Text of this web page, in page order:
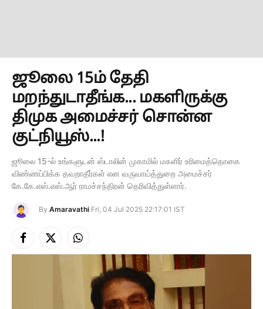
ஜூலை 15ம் தேதி
மறந்துடாதீங்க... மகளிருக்கு
திமுக அமைச்சர் சொன்ன
குட்நியூஸ்...!
ஜூலை 15-ல் உங்களுடன் ஸ்டாலின் முகாமில் மகளிர் உரிமைத்தொகை
விண்ணப்பிக்க தவறாதீர்கள் என வருவாய்த்துறை அமைச்சர்
கே.கே.எஸ்.எஸ்.ஆர் ராமச்சந்திரன் தெரிவித்துள்ளார்.
By Amaravathi Fri, 04 Jul 2025 22:17:01 IST
Facebook
X
(Twitter)
Instagram